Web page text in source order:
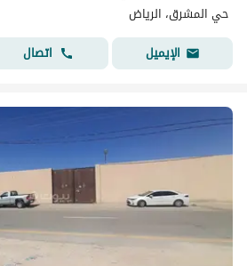
حي المشرق، الرياض
الإيميل
اتصال